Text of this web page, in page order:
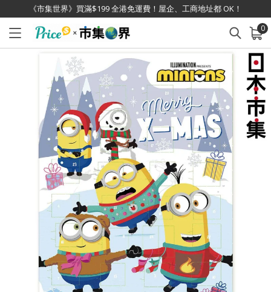
《市集世界》買滿$199 全港免運費！屋企、工商地址都 OK！
0
已加入購物車 查看